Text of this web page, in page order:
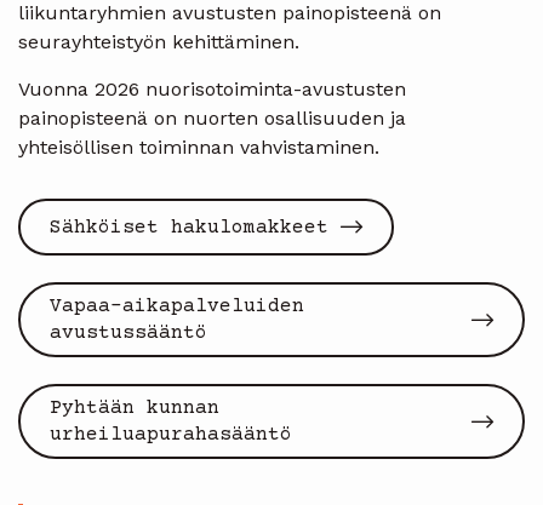
liikuntaryhmien avustusten painopisteenä on
seurayhteistyön kehittäminen.
Vuonna 2026 nuorisotoiminta-avustusten
painopisteenä on nuorten osallisuuden ja
yhteisöllisen toiminnan vahvistaminen.
Sähköiset hakulomakkeet
Vapaa-aikapalveluiden
avustussääntö
Pyhtään kunnan
urheiluapurahasääntö